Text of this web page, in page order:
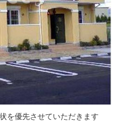
を優先させていただきます